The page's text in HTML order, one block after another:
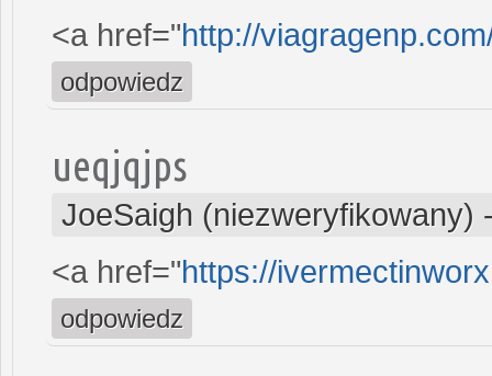
<a href="http://
odpowiedz
ueqjqjps
JoeSaigh (niezweryfikowany)
<a href="https://
odpowiedz